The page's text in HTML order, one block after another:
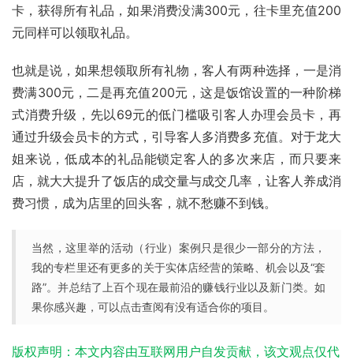
卡，获得所有礼品，如果消费没满300元，往卡里充值200
元同样可以领取礼品。
也就是说，如果想领取所有礼物，客人有两种选择，一是消
费满300元，二是再充值200元，这是饭馆设置的一种阶梯
式消费升级，先以69元的低门槛吸引客人办理会员卡，再
通过升级会员卡的方式，引导客人多消费多充值。对于龙大
姐来说，低成本的礼品能锁定客人的多次来店，而只要来
店，就大大提升了饭店的成交量与成交几率，让客人养成消
费习惯，成为店里的回头客，就不愁赚不到钱。
当然，这里举的活动（行业）案例只是很少一部分的方法，
我的专栏里还有更多的关于实体店经营的策略、机会以及“套
路”。并总结了上百个现在最前沿的赚钱行业以及新门类。如
果你感兴趣，可以点击查阅有没有适合你的项目。
版权声明：本文内容由互联网用户自发贡献，该文观点仅代